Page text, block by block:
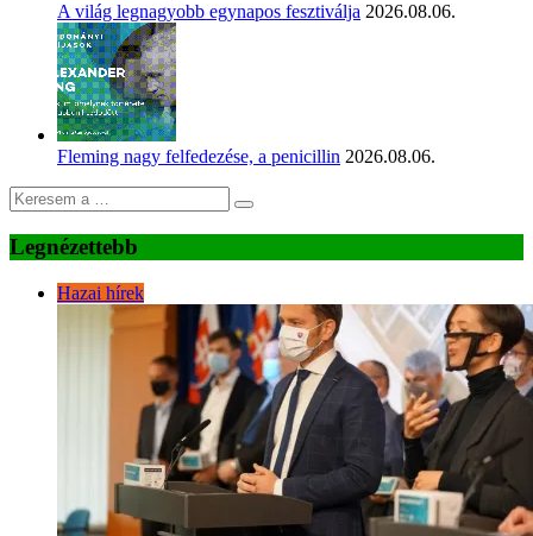
A világ legnagyobb egynapos fesztiválja 2026.08.06.
Fleming nagy felfedezése, a penicillin 2026.08.06.
Legnézettebb
Hazai hírek